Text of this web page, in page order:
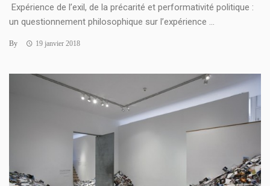
Expérience de l’exil, de la précarité et performativité politique :
un questionnement philosophique sur l’expérience ...
By 19 janvier 2018